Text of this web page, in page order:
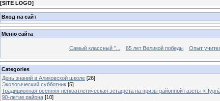
[SITE LOGO]
Вход на сайт
Меню сайта
Самый классный "... 65 лет Великой победы Опыт
Categories
День знаний в Аликовской школе [26]
Экологический субботник [5]
Традиционная осенняя легкоатлетическая эстафета на призы районной газеты
90-летие района [10]